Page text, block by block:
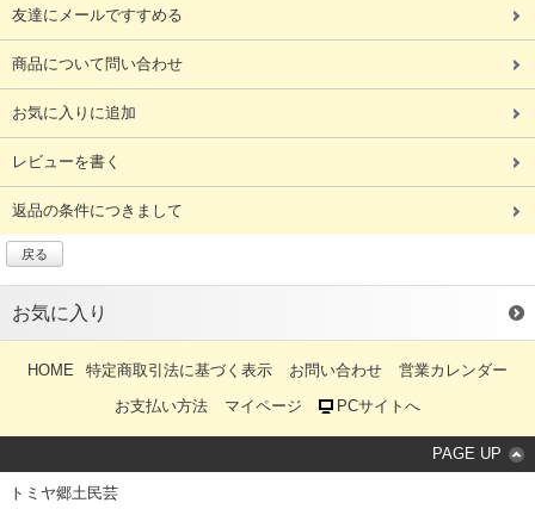
友達にメールですすめる
商品について問い合わせ
お気に入りに追加
レビューを書く
返品の条件につきまして
戻る
お気に入り
HOME 特定商取引法に基づく表示 お問い合わせ
営業カレンダー
お支払い方法
マイページ PCサイトへ
PAGE UP
トミヤ郷土民芸